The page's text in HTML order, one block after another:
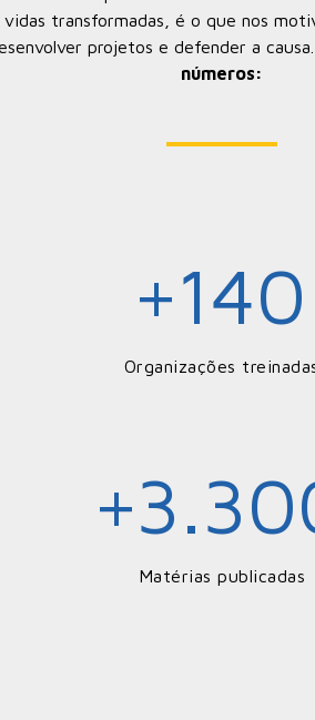
vidas transformadas, é o que nos
projetos e defender a causa.
números:
+140
Organizações
+
Matérias publicadas